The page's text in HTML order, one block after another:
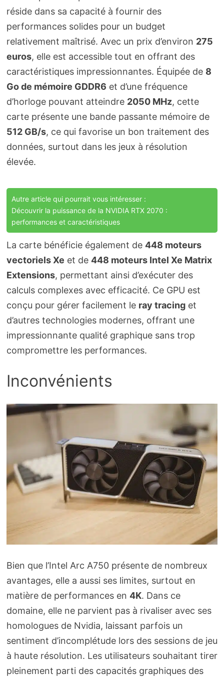
réside dans sa capacité à fournir des
performances solides pour un budget
relativement maîtrisé. Avec un prix d’environ 275
euros, elle est accessible tout en offrant des
caractéristiques impressionnantes. Équipée de 8
Go de mémoire GDDR6 et d’une fréquence
d’horloge pouvant atteindre 2050 MHz, cette
carte présente une bande passante mémoire de
512 GB/s, ce qui favorise un bon traitement des
données, surtout dans les jeux à résolution
élevée.
Autre article qui pourrait vous intéresser :
Découvrir la puissance de la NVIDIA RTX 2070 :
performances et caractéristiques
La carte bénéficie également de 448 moteurs
vectoriels Xe et de 448 moteurs Intel Xe Matrix
Extensions, permettant ainsi d’exécuter des
calculs complexes avec efficacité. Ce GPU est
conçu pour gérer facilement le ray tracinget
d’autres technologies modernes, offrant une
impressionnante qualité graphique sans trop
compromettre les performances.
Inconvénients
Bien que l’Intel Arc A750 présente de nombreux
avantages, elle a aussi ses limites, surtout en
matière de performances en 4K. Dans ce
domaine, elle ne parvient pas à rivaliser avec ses
homologues de Nvidia, laissant parfois un
sentiment d’incomplétude lors des sessions de jeu
à haute résolution. Les utilisateurs souhaitant tirer
pleinement parti des capacités graphiques des